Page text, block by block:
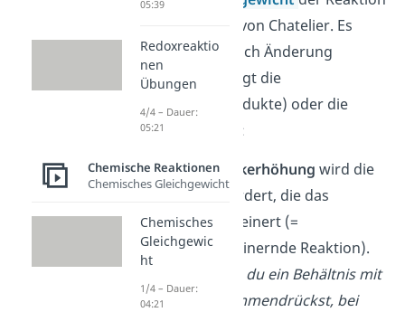
nach dem Prinzip von Chatelier. Es
werden dann je nach Änderung
entweder bevorzugt die
Ausgangsstoffe (Edukte) oder die
Produkte gebildet:
Bei einerDruckerhöhung wird die
Reaktion gefördert, die das
Volumen verkleinert (=
volumenverkleinernde Reaktion).
Wenn du ein Behältnis mit
Teilchen zusammendrückst, bei
05:39
Redoxreaktio
nen
Übungen
4/4 – Dauer:
05:21
Chemische Reaktionen
Chemisches Gleichgewicht
Chemisches
Gleichgewic
ht
1/4 – Dauer:
04:21